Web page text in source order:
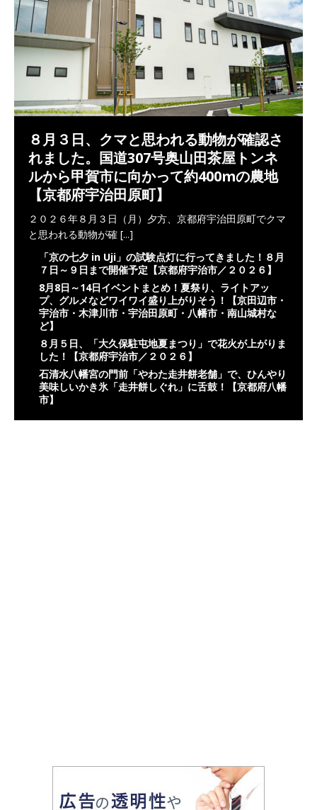
８月３日、クマと思われる動物が確認さ
れました。国道307号奥山田茶屋トンネ
ルから甲賀市に向かって約400mの農地
【京都府宇治田原町】
２０２６年８月３日（月）夕方、京都府宇治田原町でクマ
と思われる動物が確 [...]
「京の七夕 in Uji」の試験点灯に行ってきました！８月
７日～９日まで開催予定【京都府宇治市／２０２６】
8月8日～14日イベントまとめ！夏祭り、ライトアッ
プ、グルメなどワイワイ盛り上がりそう！【京田辺市・
宇治市・木津川市・宇治田原町・八幡市・南山城村な
ど】
８月５日、「大久保駐屯地夏まつり」で花火が上がりま
した！【京都府宇治市／２０２６】
石清水八幡宮の門前「やわた走井餅老舗」で、ひんやり
美味しいかき氷「走井餅しぐれ」に舌鼓！【京都府八幡
市】